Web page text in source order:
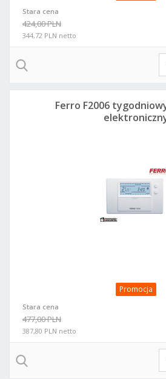
Stara cena
424,00 PLN
344,72 PLN netto
Promocja
Stara cena
477,00 PLN
387,80 PLN netto
Ferro F2006